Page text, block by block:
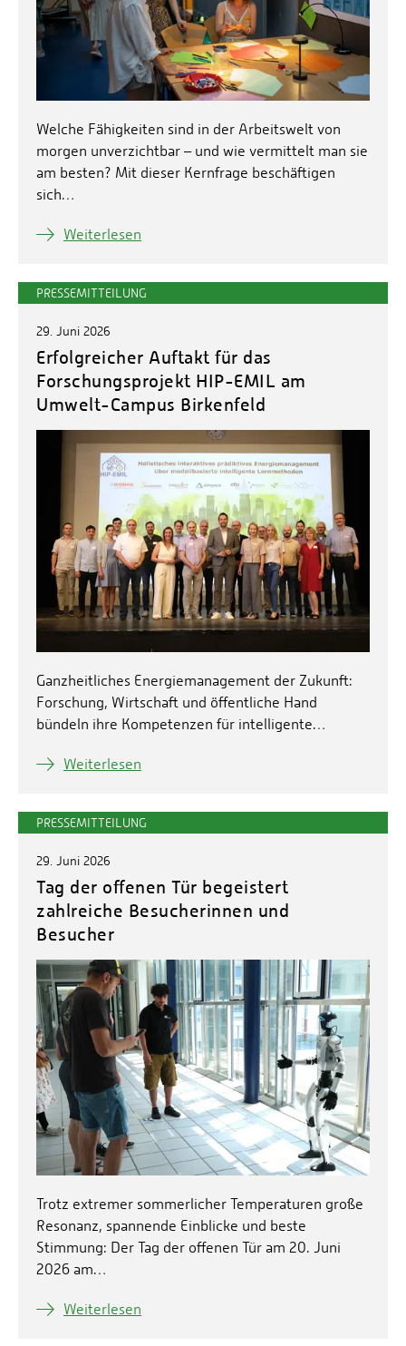
Welche Fähigkeiten sind in der Arbeitswelt von
morgen unverzichtbar – und wie vermittelt man sie
am besten? Mit dieser Kernfrage beschäftigen
sich…
Weiterlesen
PRESSEMITTEILUNG
29. Juni 2026
Erfolgreicher Auftakt für das
Forschungsprojekt HIP-EMIL am
Umwelt-Campus Birkenfeld
Ganzheitliches Energiemanagement der Zukunft:
Forschung, Wirtschaft und öffentliche Hand
bündeln ihre Kompetenzen für intelligente…
Weiterlesen
PRESSEMITTEILUNG
29. Juni 2026
Tag der offenen Tür begeistert
zahlreiche Besucherinnen und
Besucher
Trotz extremer sommerlicher Temperaturen große
Resonanz, spannende Einblicke und beste
Stimmung: Der Tag der offenen Tür am 20. Juni
2026 am…
Weiterlesen